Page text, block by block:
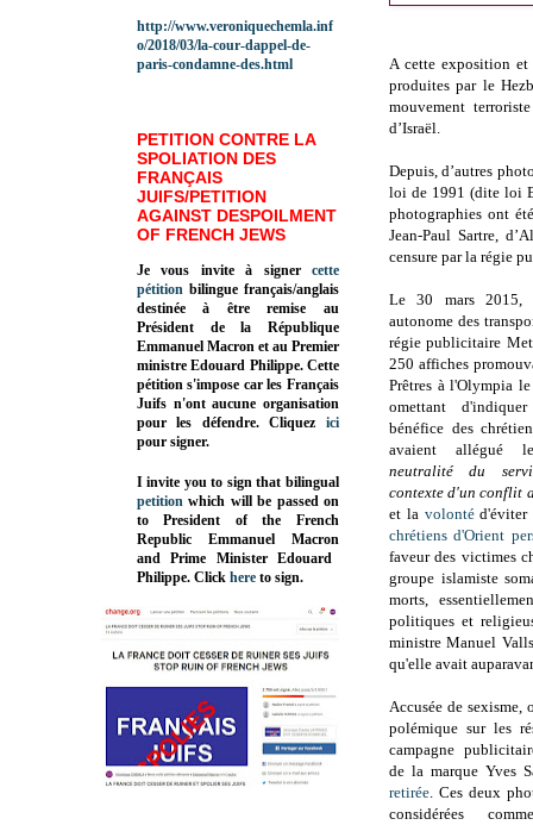
A cette exposition
produites par le
mouvement
d’Israël.
Depuis, d’autres
loi de 1991 (dite loi
photographies ont
Jean-Paul Sartre,
censure par la régie
Le 30 mars
autonome des
régie publicitaire
250 affiches
Prêtres à l'Olympia
omettant
bénéfice des
avaient allégué
neutralité du
contexte d'un conflit
et la volontéd'éviter
chrétiens d'Orient
faveur des victimes
groupe islamiste
morts,
politiques et
ministre Manuel
qu'elle avait
Accusée de sexisme,
polémique sur les
campagne
de la marque Yves
retirée. Ces deux
considérées
http://www.veroniquechemla.inf
o/2018/03/la-cour-dappel-de-
paris-condamne-des.html
PETITION CONTRE LA
SPOLIATION DES
FRANÇAIS
JUIFS/PETITION
AGAINST DESPOILMENT
OF FRENCH JEWS
Je vous invite à signer cette
pétition bilingue français/anglais
destinée à être remise au
Président de la République
Emmanuel Macron et au Premier
ministre Edouard Philippe. Cette
pétition s'impose car les Français
Juifs n'ont aucune organisation
pour les défendre. Cliquez
ici
pour signer.
I invite you to sign that bilingual
petition which will be passed on
to President of the French
Republic Emmanuel Macron
and Prime MinisterEdouard
Philippe. Click here to sign.